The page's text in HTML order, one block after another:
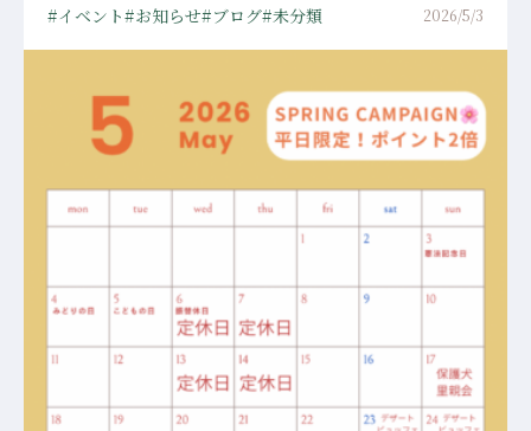
イベント お知らせ ブログ 未分類 2026/5/3